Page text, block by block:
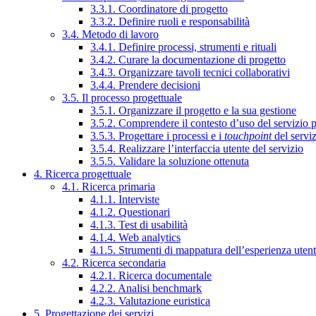
3.3.1. Coordinatore di progetto
3.3.2. Definire ruoli e responsabilità
3.4. Metodo di lavoro
3.4.1. Definire processi, strumenti e rituali
3.4.2. Curare la documentazione di progetto
3.4.3. Organizzare tavoli tecnici collaborativi
3.4.4. Prendere decisioni
3.5. Il processo progettuale
3.5.1. Organizzare il progetto e la sua gestione
3.5.2. Comprendere il contesto d’uso del servizio
3.5.3. Progettare i processi e i touchpointdel
3.5.4. Realizzare l’interfaccia utente del servizio
3.5.5. Validare la soluzione ottenuta
4. Ricerca progettuale
4.1. Ricerca primaria
4.1.1. Interviste
4.1.2. Questionari
4.1.3. Test di usabilità
4.1.4. Web analytics
4.1.5. Strumenti di mappatura dell’esperienza
4.2. Ricerca secondaria
4.2.1. Ricerca documentale
4.2.2. Analisi benchmark
4.2.3. Valutazione euristica
5. Progettazione dei servizi